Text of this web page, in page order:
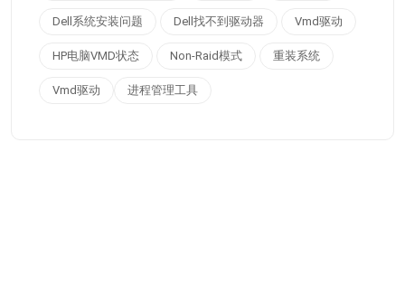
Dell系统安装问题 Dell找不到驱动器 Vmd驱动
HP电脑VMD状态 Non-Raid模式 重装系统
Vmd驱动 进程管理工具